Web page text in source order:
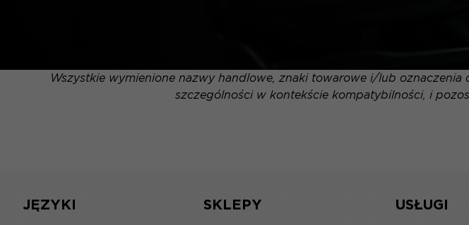
Wszystkie wymienione nazwy handlowe, znaki towarowe i/lub
szczególności w kontekście kompatybilności, i
JĘZYKI SKLEPY USŁUGI